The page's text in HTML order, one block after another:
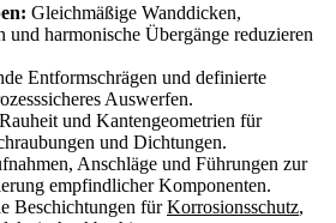
Gleichmäßige Wanddicken,
und harmonische Übergänge reduzieren
Entformschrägen und definierte
Auswerfen.
und Kantengeometrien für
und Dichtungen.
Anschläge und Führungen zur
empfindlicher Komponenten.
Beschichtungen fürKorrosionsschutz,